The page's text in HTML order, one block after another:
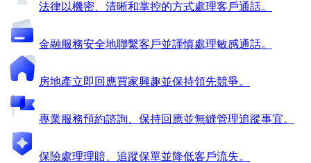
法律以機密、清晰和掌控的方式處理客戶通話。
金融服務安全地聯繫客戶並謹慎處理敏感通話。
房地產立即回應買家興趣並保持領先競爭。
專業服務預約諮詢、保持回應並無縫管理追蹤事宜。
保險處理理賠、追蹤保單並降低客戶流失。